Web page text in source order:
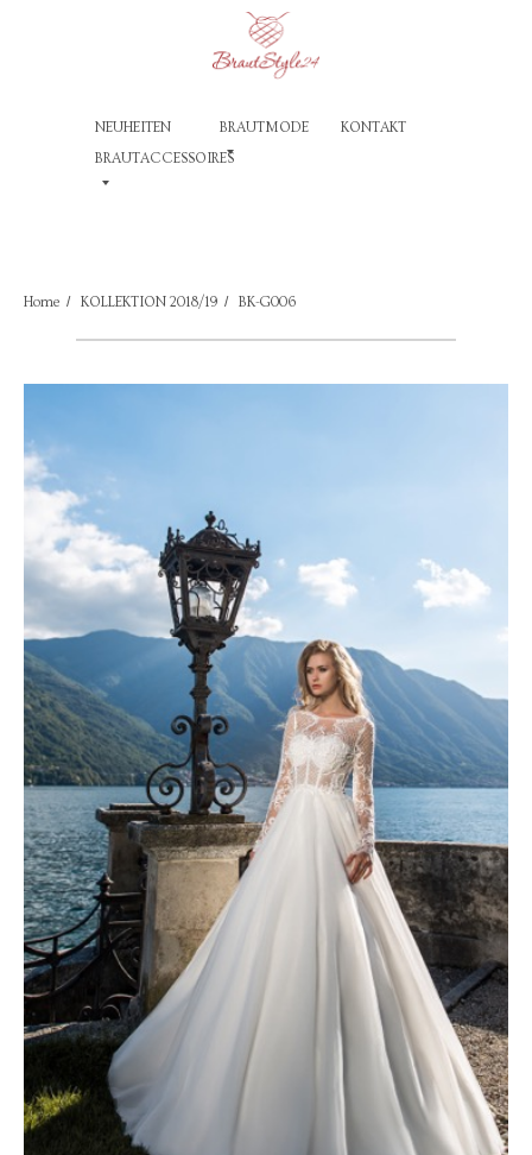
BRAUTMODE
NEUHEITEN
BRAUTACCESSOIRES
KONTAKT
Home / KOLLEKTION 2018/19 / BK-G006